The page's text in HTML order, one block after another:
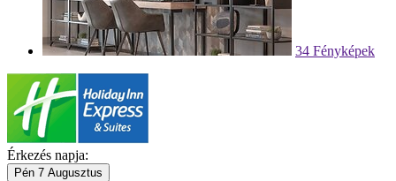
34 Fényképek
Érkezés napja:
Pén 7 Augusztus